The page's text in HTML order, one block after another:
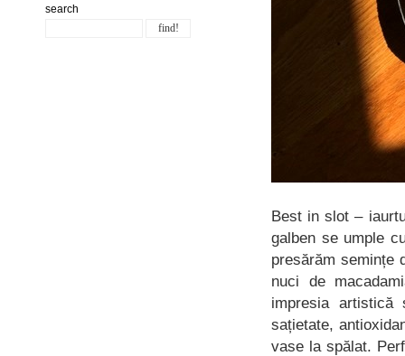
search
Best in slot –
galben se umple
presărăm semințe
nuci de
impresia
sațietate,
vase la spălat.